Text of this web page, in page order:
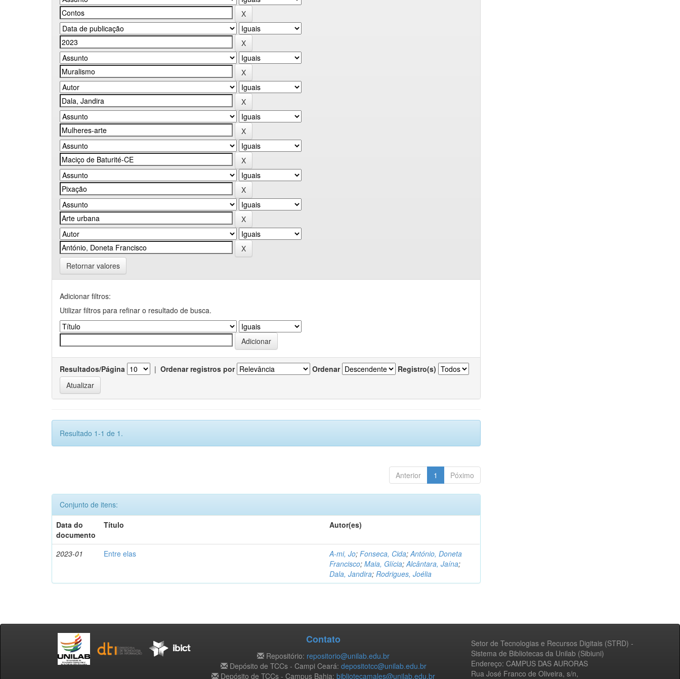
Retornar valores
Adicionar filtros:
Utilizar filtros para refinar o resultado de busca.
Resultados/Página | Ordenar registros por Ordenar Registro(s)
Resultado 1-1 de 1.
Anterior 1 Póximo
Conjunto de itens:
Data do
documento
Título Autor(es)
2023-01 Entre elas A-mi, Jo;Fonseca, Cida;António, Doneta
Francisco;Maia, Glícia;Alcântara, Jaína;
Dala, Jandira;Rodrigues, Joélia
Setor de Tecnologias e Recursos Digitais (STRD) -
Sistema de Bibliotecas da Unilab (Sibiuni)
Endereço: CAMPUS DAS AURORAS
Rua José Franco de Oliveira, s/n,
Contato
Repositório: repositorio@unilab.edu.br
Depósito de TCCs - Campi Ceará: depositotcc@unilab.edu.br
Depósito de TCCs - Campus Bahia: bibliotecamales@unilab.edu.br